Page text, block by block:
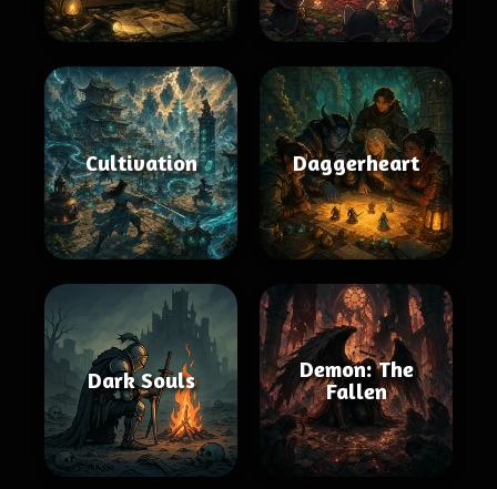
Cultivation Daggerheart
Dark Souls
Demon: The
Fallen